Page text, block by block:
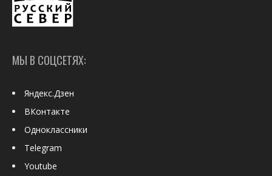
МЫ В СОЦСЕТЯХ:
Яндекс.Дзен
ВКонтакте
Одноклассники
Telegram
Youtube